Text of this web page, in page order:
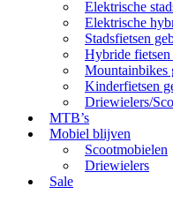
Elektrische
Elektrische
Stadsfietsen
Hybride
Mountainbikes
Kinderfietsen
Driewielers/
MTB’s
Mobiel blijven
Scootmobielen
Driewielers
Sale